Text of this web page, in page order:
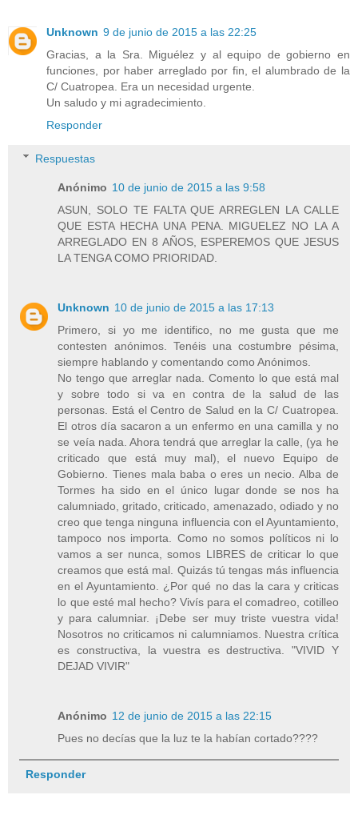
Unknown 9 de junio de 2015 a las 22:25
Gracias, a la Sra. Miguélez y al equipo de gobierno en
funciones, por haber arreglado por fin, el alumbrado de la
C/ Cuatropea. Era un necesidad urgente.
Un saludo y mi agradecimiento.
Responder
Respuestas
Anónimo 10 de junio de 2015 a las 9:58
ASUN, SOLO TE FALTA QUE ARREGLEN LA CALLE
QUE ESTA HECHA UNA PENA. MIGUELEZ NO LA A
ARREGLADO EN 8 AÑOS, ESPEREMOS QUE JESUS
LA TENGA COMO PRIORIDAD.
Unknown 10 de junio de 2015 a las 17:13
Primero, si yo me identifico, no me gusta que me
contesten anónimos. Tenéis una costumbre pésima,
siempre hablando y comentando como Anónimos.
No tengo que arreglar nada. Comento lo que está mal
y sobre todo si va en contra de la salud de las
personas. Está el Centro de Salud en la C/ Cuatropea.
El otros día sacaron a un enfermo en una camilla y no
se veía nada. Ahora tendrá que arreglar la calle, (ya he
criticado que está muy mal), el nuevo Equipo de
Gobierno. Tienes mala baba o eres un necio. Alba de
Tormes ha sido en el único lugar donde se nos ha
calumniado, gritado, criticado, amenazado, odiado y no
creo que tenga ninguna influencia con el Ayuntamiento,
tampoco nos importa. Como no somos políticos ni lo
vamos a ser nunca, somos LIBRES de criticar lo que
creamos que está mal. Quizás tú tengas más influencia
en el Ayuntamiento. ¿Por qué no das la cara y criticas
lo que esté mal hecho? Vivís para el comadreo, cotilleo
y para calumniar. ¡Debe ser muy triste vuestra vida!
Nosotros no criticamos ni calumniamos. Nuestra crítica
es constructiva, la vuestra es destructiva. "VIVID Y
DEJAD VIVIR"
Anónimo 12 de junio de 2015 a las 22:15
Pues no decías que la luz te la habían cortado????
Responder